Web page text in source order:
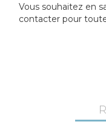
Vous souhaitez en
contacter pour